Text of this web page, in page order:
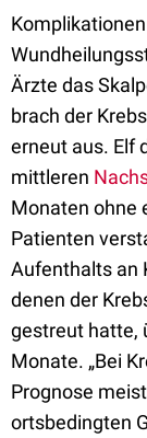
Ärzte das
brach der
erneut aus. Elf
mittleren
Monaten ohne
Patienten
Aufenthalts an
denen der
gestreut hatte,
Monate. „Bei
Prognose
ortsbedingten